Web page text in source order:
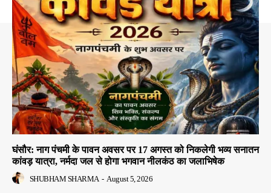
घंसौर: नाग पंचमी के पावन अवसर पर 17 अगस्त को निकलेगी भव्य सनातन
कांवड़ यात्रा, नर्मदा जल से होगा भगवान नीलकंठ का जलाभिषेक
SHUBHAM SHARMA - August 5, 2026